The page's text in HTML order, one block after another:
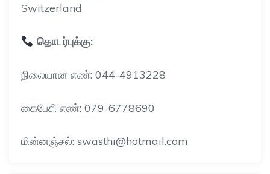
Switzerland
தொடர்புக்கு:
நிலையான எண்: 044-4913228
கைபேசி எண்: 079-6778690
மின்னஞ்சல்: swasthi@hotmail.com